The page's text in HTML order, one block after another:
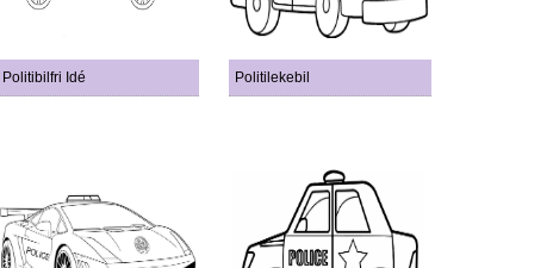
Politibilfri Idé Politilekebil